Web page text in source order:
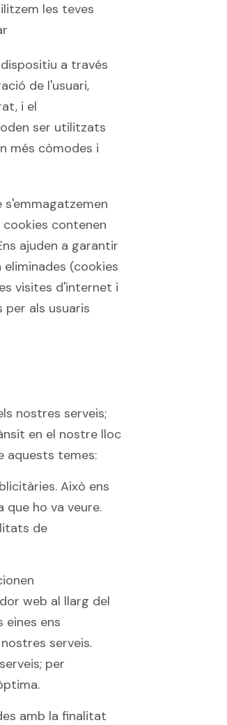
les teves
a través
de l'usuari,
i el
ser utilitzats
més còmodes i
contenen
ajuden a garantir
(cookies
visites d'internet i
als usuaris
nostres serveis;
en el nostre lloc
aquests temes:
Això ens
ho va veure.
de
web al llarg del
eines ens
serveis.
per
amb la finalitat